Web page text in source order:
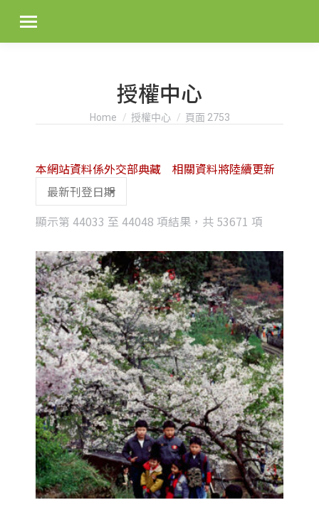
授權中心
You are here:
Home 授權中心 頁面 2753
顯示第 44033 至 44048 項結果，共 53671 項
latest
本網站資料係外交部典藏 相關資料將陸續更新